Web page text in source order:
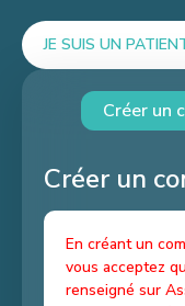
JE SUIS UN
Créer un
Créer un
En créant un
vous acceptez
renseigné sur